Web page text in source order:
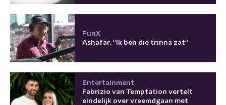
FunX
Ashafar: ''Ik ben die trinna zat''
Entertainment
Fabrizio van Temptation vertelt
eindelijk over vreemdgaan met